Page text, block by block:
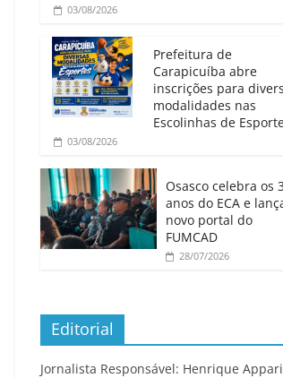
03/08/2026
Prefeitura de
Carapicuíba abre
inscrições para
modalidades nas
Escolinhas de
03/08/2026
Osasco celebra os
anos do ECA e
novo portal do
FUMCAD
28/07/2026
Editorial
Jornalista Responsável: Henrique